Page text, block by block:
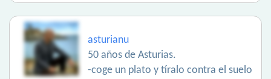
asturianu
50 años de Asturias.
-coge un plato y tíralo contra el suelo